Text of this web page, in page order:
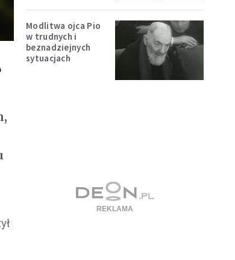
Modlitwa ojca Pio
w trudnych i
beznadziejnych
sytuacjach